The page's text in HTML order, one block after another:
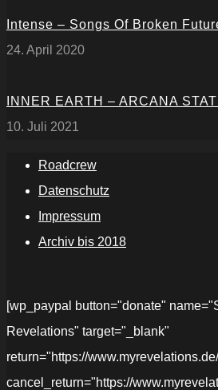
Intense – Songs Of Broken
24. April 2020
INNER EARTH – ARCANA
10. Juli 2021
Roadcrew
Datenschutz
Impressum
Archiv bis 2018
[wp_paypal button="donate"
Revelations" target="_blank"
return="https://
cancel_return="https://